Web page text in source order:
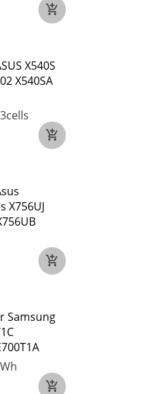
X540S
X540SA
X756UJ
Samsung